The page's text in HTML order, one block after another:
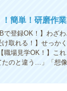
簡単！研磨作
で登録OK！】わ
取れる！】せっか
職場見学OK！】こ
たのと違う…」「想